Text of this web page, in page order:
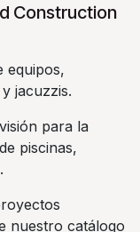
Construction
equipos,
jacuzzis.
para la
piscinas,
nuestro catálogo